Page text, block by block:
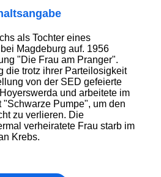
als Tochter eines
Magdeburg auf. 1956
"Die Frau am Pranger".
die trotz ihrer Parteilosigkeit
von der SED gefeierte
und arbeitete im
"Schwarze Pumpe", um den
zu verlieren. Die
verheiratete Frau starb im
Krebs.